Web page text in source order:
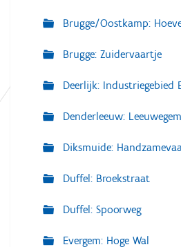
Brugge/Oostkamp:
Brugge: Zuidervaartje
Deerlijk: Industriegebied
Denderleeuw:
Diksmuide:
Duffel: Broekstraat
Duffel: Spoorweg
Evergem: Hoge Wal